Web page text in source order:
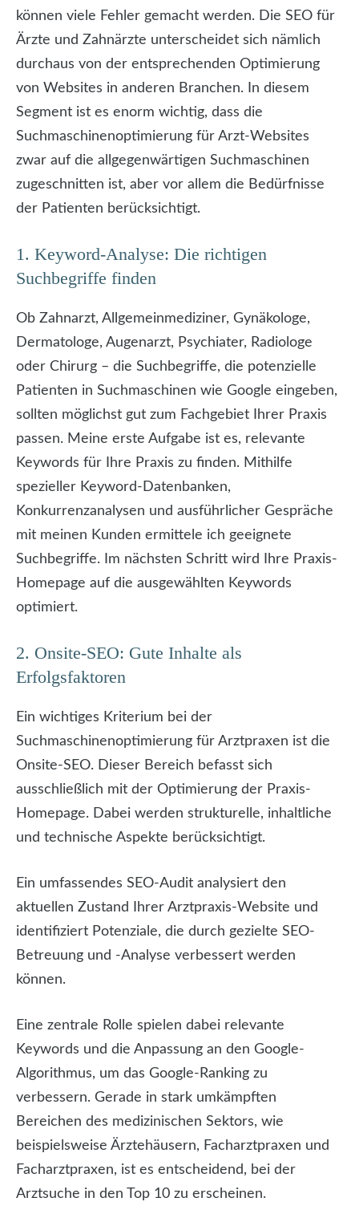
können viele Fehler gemacht werden. Die SEO für
Ärzte und Zahnärzte unterscheidet sich nämlich
durchaus von der entsprechenden Optimierung
von Websites in anderen Branchen. In diesem
Segment ist es enorm wichtig, dass die
Suchmaschinenoptimierung für Arzt-Websites
zwar auf die allgegenwärtigen Suchmaschinen
zugeschnitten ist, aber vor allem die Bedürfnisse
der Patienten berücksichtigt.
1. Keyword-Analyse: Die richtigen
Suchbegriffe finden
Ob Zahnarzt, Allgemeinmediziner, Gynäkologe,
Dermatologe, Augenarzt, Psychiater, Radiologe
oder Chirurg – die Suchbegriffe, die potenzielle
Patienten in Suchmaschinen wie Google eingeben,
sollten möglichst gut zum Fachgebiet Ihrer Praxis
passen. Meine erste Aufgabe ist es, relevante
Keywords für Ihre Praxis zu finden. Mithilfe
spezieller Keyword-Datenbanken,
Konkurrenzanalysen und ausführlicher Gespräche
mit meinen Kunden ermittele ich geeignete
Suchbegriffe. Im nächsten Schritt wird Ihre Praxis-
Homepage auf die ausgewählten Keywords
optimiert.
2. Onsite-SEO: Gute Inhalte als
Erfolgsfaktoren
Ein wichtiges Kriterium bei der
Suchmaschinenoptimierung für Arztpraxen ist die
Onsite-SEO. Dieser Bereich befasst sich
ausschließlich mit der Optimierung der Praxis-
Homepage. Dabei werden strukturelle, inhaltliche
und technische Aspekte berücksichtigt.
Ein umfassendes SEO-Audit analysiert den
aktuellen Zustand Ihrer Arztpraxis-Website und
identifiziert Potenziale, die durch gezielte SEO-
Betreuung und -Analyse verbessert werden
können.
Eine zentrale Rolle spielen dabei relevante
Keywords und die Anpassung an den Google-
Algorithmus, um das Google-Ranking zu
verbessern. Gerade in stark umkämpften
Bereichen des medizinischen Sektors, wie
beispielsweise Ärztehäusern, Facharztpraxen und
Facharztpraxen, ist es entscheidend, bei der
Arztsuche in den Top 10 zu erscheinen.